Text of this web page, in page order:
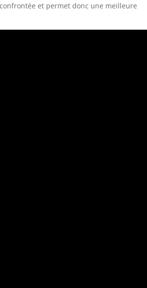
et permet donc une meilleure